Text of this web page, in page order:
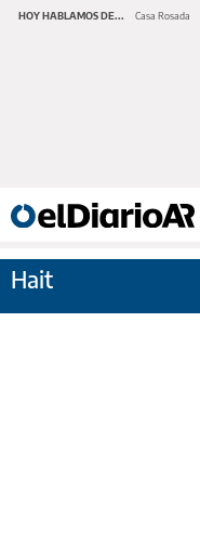
HOY HABLAMOS DE... Casa Rosada
Hait